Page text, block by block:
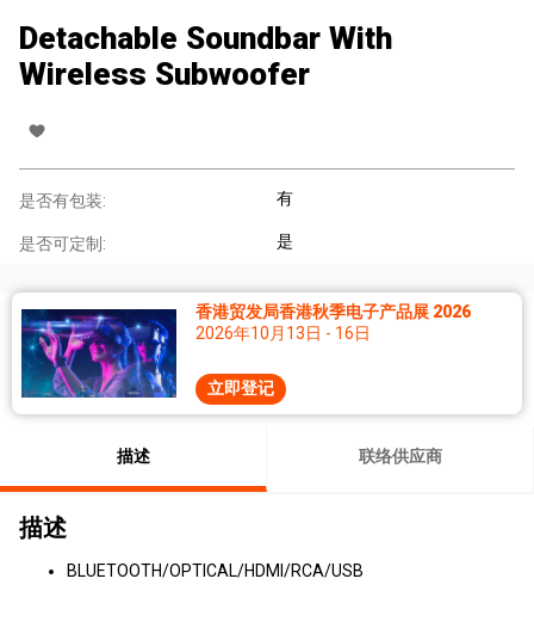
Detachable Soundbar With
Wireless Subwoofer
是否有包装: 有
是否可定制: 是
香港贸发局香港秋季电子产品展 2026
2026年10月13日 - 16日
立即登记
描述 联络供应商
描述
BLUETOOTH/OPTICAL/HDMI/RCA/USB